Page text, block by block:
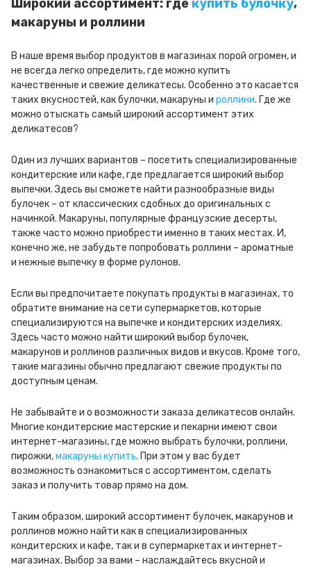
Широкий ассортимент: где купить булочку,
макаруны и роллини
В наше время выбор продуктов в магазинах порой огромен, и
не всегда легко определить, где можно купить
качественные и свежие деликатесы. Особенно это касается
таких вкусностей, как булочки, макаруны и роллини. Где же
можно отыскать самый широкий ассортимент этих
деликатесов?
Один из лучших вариантов – посетить специализированные
кондитерские или кафе, где предлагается широкий выбор
выпечки. Здесь вы сможете найти разнообразные виды
булочек – от классических сдобных до оригинальных с
начинкой. Макаруны, популярные французские десерты,
также часто можно приобрести именно в таких местах. И,
конечно же, не забудьте попробовать роллини – ароматные
и нежные выпечку в форме рулонов.
Если вы предпочитаете покупать продукты в магазинах, то
обратите внимание на сети супермаркетов, которые
специализируются на выпечке и кондитерских изделиях.
Здесь часто можно найти широкий выбор булочек,
макарунов и роллинов различных видов и вкусов. Кроме того,
такие магазины обычно предлагают свежие продукты по
доступным ценам.
Не забывайте и о возможности заказа деликатесов онлайн.
Многие кондитерские мастерские и пекарни имеют свои
интернет-магазины, где можно выбрать булочки, роллини,
пирожки,макаруны купить. При этом у вас будет
возможность ознакомиться с ассортиментом, сделать
заказ и получить товар прямо на дом.
Таким образом, широкий ассортимент булочек, макарунов и
роллинов можно найти как в специализированных
кондитерских и кафе, так и в супермаркетах и интернет-
магазинах. Выбор за вами – наслаждайтесь вкусной и